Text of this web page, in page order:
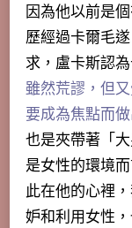
因為他以前是
歷經過卡爾毛
求，盧卡斯認
雖然荒謬，但
要成為焦點而
也是夾帶著「
是女性的環境
此在他的心裡
妒和利用女性